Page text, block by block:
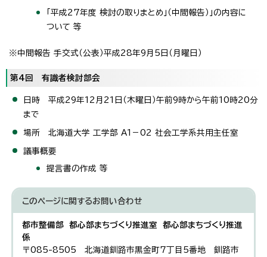
「平成27年度 検討の取りまとめ」（中間報告）」の内容に
ついて 等
※中間報告 手交式（公表）平成28年9月5日（月曜日）
第4回 有識者検討部会
日時 平成29年12月21日（木曜日）午前9時から午前10時20分
まで
場所 北海道大学 工学部 A1－02 社会工学系共用主任室
議事概要
提言書の作成 等
このページに関するお問い合わせ
都市整備部 都心部まちづくり推進室 都心部まちづくり推進
係
〒085-8505 北海道釧路市黒金町7丁目5番地 釧路市